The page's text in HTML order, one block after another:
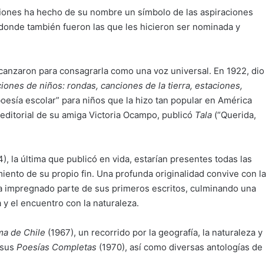
ha hecho de su nombre un símbolo de las aspiraciones
también fueron las que les hicieron ser nominada y
para consagrarla como una voz universal. En 1922, dio
de niños: rondas, canciones de la tierra, estaciones,
escolar” para niños que la hizo tan popular en América
de su amiga Victoria Ocampo, publicó Tala (“Querida,
la última que publicó en vida, estarían presentes todas las
de su propio fin. Una profunda originalidad convive con la
impregnado parte de sus primeros escritos, culminando una
el encuentro con la naturaleza.
de Chile (1967), un recorrido por la geografía, la naturaleza y
Poesías Completas (1970), así como diversas antologías de